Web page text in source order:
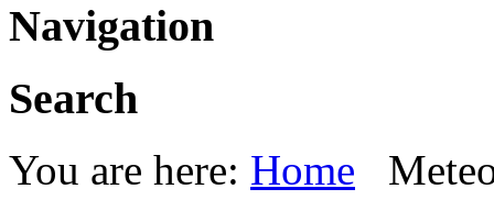
Navigation
Search
You are here: Home